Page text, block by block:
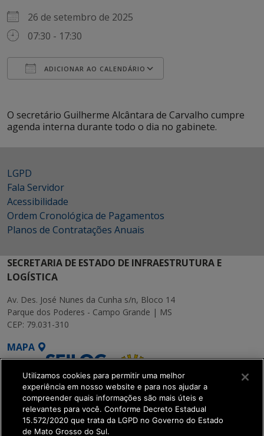
26 de setembro de 2025
07:30 - 17:30
ADICIONAR AO CALENDÁRIO
O secretário Guilherme Alcântara de Carvalho cumpre
agenda interna durante todo o dia no gabinete.
LGPD
Fala Servidor
Acessibilidade
Ordem Cronológica de Pagamentos
Planos de Contratações Anuais
SECRETARIA DE ESTADO DE INFRAESTRUTURA E
LOGÍSTICA
Av. Des. José Nunes da Cunha s/n, Bloco 14
Parque dos Poderes - Campo Grande | MS
CEP: 79.031-310
MAPA
SETDIG | Secretaria-
Utilizamos cookies para permitir uma melhor
experiência em nosso website e para nos ajudar a
compreender quais informações são mais úteis e
relevantes para você. Conforme Decreto Estadual
15.572/2020 que trata da LGPD no Governo do Estado
de Mato Grosso do Sul.